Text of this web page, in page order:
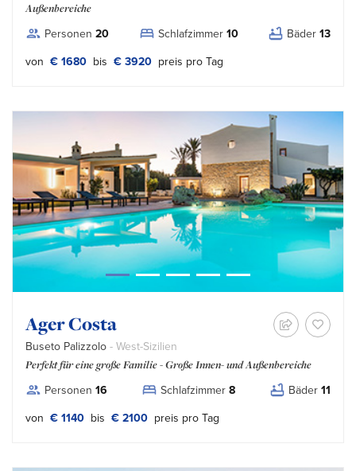
Außenbereiche
Personen 20 Schlafzimmer 10 Bäder 13
von € 1680 bis € 3920 preis pro Tag
Ager Costa
Buseto Palizzolo - West-Sizilien
Perfekt für eine große Familie - Große Innen- und Außenbereiche
Personen 16 Schlafzimmer 8 Bäder 11
von € 1140 bis € 2100 preis pro Tag